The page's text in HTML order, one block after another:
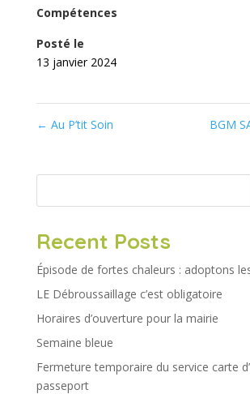
Compétences
Posté le
13 janvier 2024
← Au P’tit Soin BGM
Recent Posts
Épisode de fortes chaleurs : adoptons
LE Débroussaillage c’est obligatoire
Horaires d’ouverture pour la mairie
Semaine bleue
Fermeture temporaire du service carte
passeport